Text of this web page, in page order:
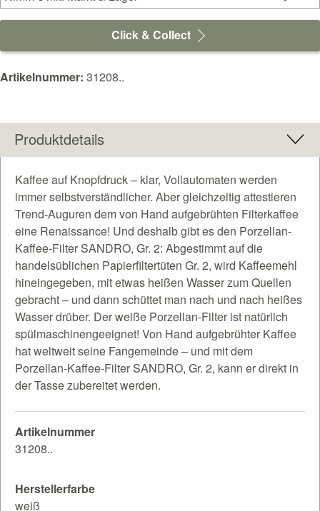
Click & Collect
Artikelnummer: 31208..
Produktdetails
Kaffee auf Knopfdruck – klar, Vollautomaten werden
immer selbstverständlicher. Aber gleichzeitig attestieren
Trend-Auguren dem von Hand aufgebrühten Filterkaffee
eine Renaissance! Und deshalb gibt es den Porzellan-
Kaffee-Filter SANDRO, Gr. 2: Abgestimmt auf die
handelsüblichen Papierfiltertüten Gr. 2, wird Kaffeemehl
hineingegeben, mit etwas heißen Wasser zum Quellen
gebracht – und dann schüttet man nach und nach heißes
Wasser drüber. Der weiße Porzellan-Filter ist natürlich
spülmaschinengeeignet! Von Hand aufgebrühter Kaffee
hat weltweit seine Fangemeinde – und mit dem
Porzellan-Kaffee-Filter SANDRO, Gr. 2, kann er direkt in
der Tasse zubereitet werden.
Artikelnummer
31208..
Herstellerfarbe
weiß